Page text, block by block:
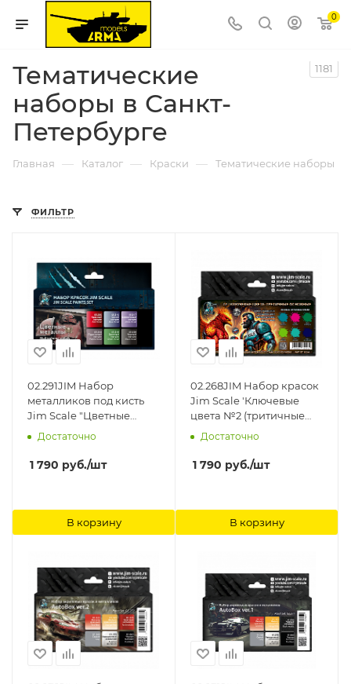
0
Тематические
наборы в Санкт-
Петербурге
1181
Главная — Каталог — Краски — Тематические наборы
ФИЛЬТР
02.291JIM Набор
металликов под кисть
Jim Scale "Цветные
металлики"
Достаточно
1 790 руб./шт
В корзину
02.268JIM Набор красок
Jim Scale 'Ключевые
цвета №2 (тритичные
цвета)' Jim Scale
Достаточно
1 790 руб./шт
В корзину